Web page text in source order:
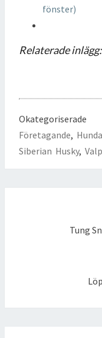
fönster)
Relaterade inlägg:
Okategoriserade
Företagande,
Siberian Husky,
Tung